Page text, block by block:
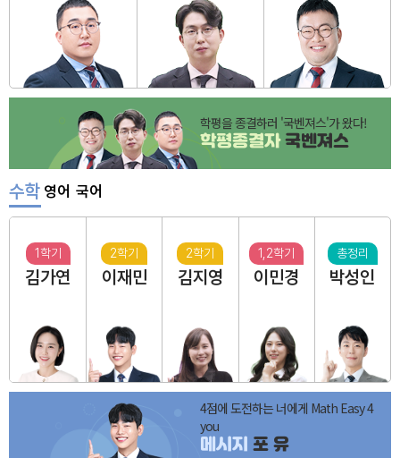
학평을 종결하러 '국벤져스'가 왔다!
학평종결자국벤져스
수학 영어 국어
1학기
김가연
2학기
이재민
2학기
김지영
1,2학기
이민경
총정리
박성인
4점에 도전하는 너에게 Math Easy 4
you
메시지 포 유